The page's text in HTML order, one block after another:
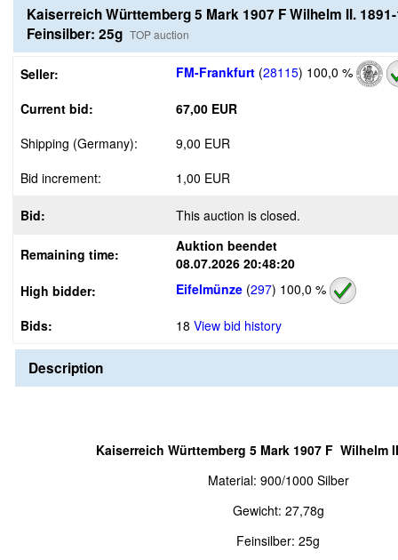
Kaiserreich Württemberg 5 Mark 1907 F Wilhelm II.
Feinsilber: 25g TOP auction
Seller: FM-Frankfurt (28115) 100,0 %
Current bid:
67,00 EUR
Shipping (Germany):
9,00 EUR
Bid increment:
1,00 EUR
Bid: This auction is closed.
Remaining time:
Auktion beendet
08.07.2026 20:48:20
High bidder:
Eifelmünze (297) 100,0 %
Bids: 18 View bid history
Description
Kaiserreich Württemberg 5 Mark 1907 F Wilhelm
Material: 900/1000 Silber
Gewicht: 27,78g
Feinsilber: 25g